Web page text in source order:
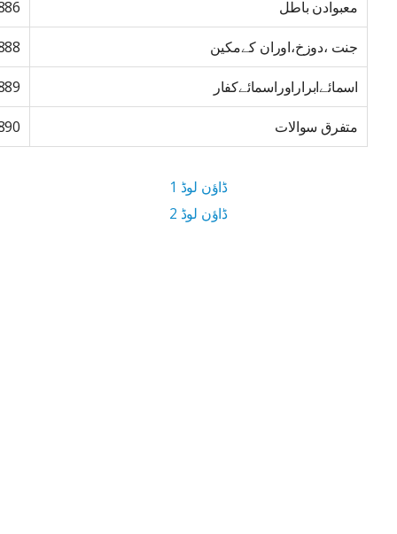
معبوادن باطل
جنت ،دوزخ،اوران کےمکین
اسمائےابراراوراسمائےکفار
متفرق سوالات
ڈاؤن لوڈ 1
ڈاؤن لوڈ 2